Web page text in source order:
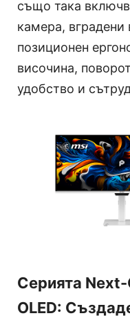
също така
камера, вградени
позиционен
височина,
удобство и
Серията Next-
OLED: